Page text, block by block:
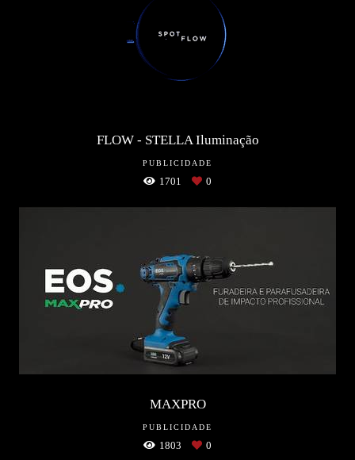
FLOW - STELLA Iluminação
PUBLICIDADE
1701 0
MAXPRO
PUBLICIDADE
1803 0